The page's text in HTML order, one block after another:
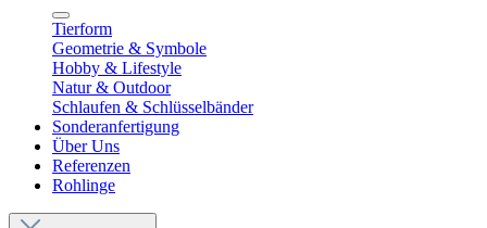
Tierform
Geometrie & Symbole
Hobby & Lifestyle
Natur & Outdoor
Schlaufen & Schlüsselbänder
Sonderanfertigung
Über Uns
Referenzen
Rohlinge